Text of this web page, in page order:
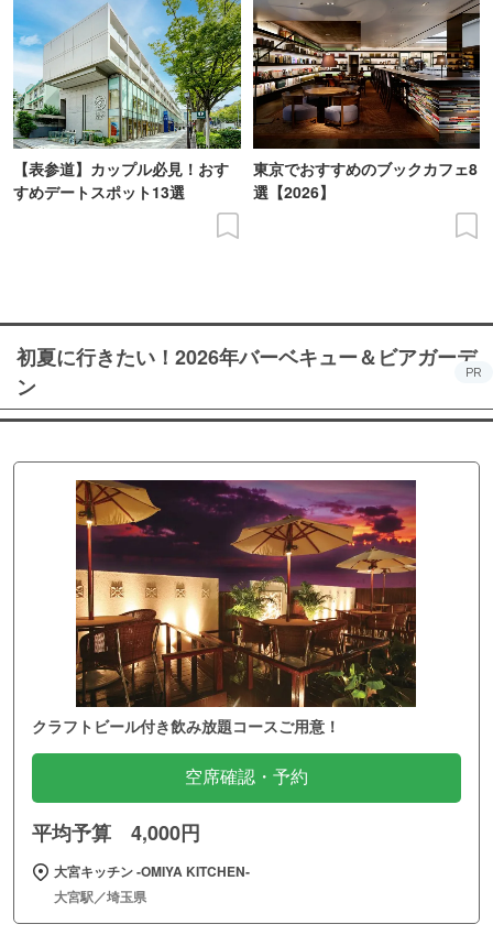
【表参道】カップル必見！おす
すめデートスポット13選
東京でおすすめのブックカフェ8
選【2026】
初夏に行きたい！2026年バーベキュー＆ビアガーデ
ン
PR
クラフトビール付き飲み放題コースご用意！
空席確認・予約
平均予算 4,000円
大宮キッチン ‐OMIYA KITCHEN‐
大宮駅／埼玉県